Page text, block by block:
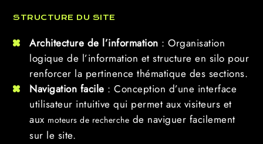
STRUCTURE DU SITE
Architecture de l’information : Organisation
logique de l’information et structure en silo pour
renforcer la pertinence thématique des sections.
Navigation facile : Conception d’une interface
utilisateur intuitive qui permet aux visiteurs et
aux moteurs de recherche de naviguer facilement
sur le site.